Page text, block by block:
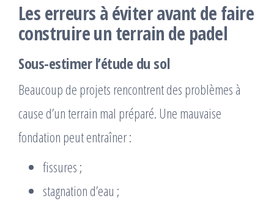
Les erreurs à éviter avant defaire
construire un terrain de padel
Sous-estimer l’étude du sol
Beaucoup de projets rencontrent des problèmes à
cause d’un terrain mal préparé. Une mauvaise
fondation peut entraîner :
fissures ;
stagnation d’eau ;